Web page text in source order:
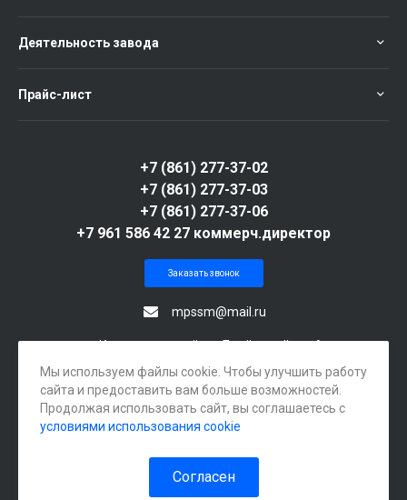
Деятельность завода
Прайс-лист
mpssm@mail.ru
+7 (861) 277-37-02
+7 (861) 277-37-03
+7 (861) 277-37-06
+7 961 586 42 27 коммерч.директор
г. Краснодар, посёлок Берёзовый, ул. Археолога
Веселовского, 105А
Заказать звонок
Мы используем файлы cookie. Чтобы улучшить работу
сайта и предоставить вам больше возможностей.
Продолжая использовать сайт, вы соглашаетесь с
условиями использования cookie
Согласен